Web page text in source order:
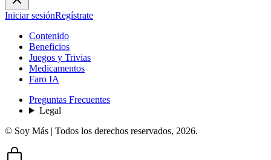
Iniciar sesiónRegístrate
Contenido
Beneficios
Juegos y Trivias
Medicamentos
Faro IA
Preguntas Frecuentes
Legal
© Soy Más | Todos los derechos reservados, 2026.